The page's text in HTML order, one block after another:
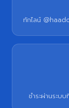
ทักไลน์
ชำระผ่านระบ